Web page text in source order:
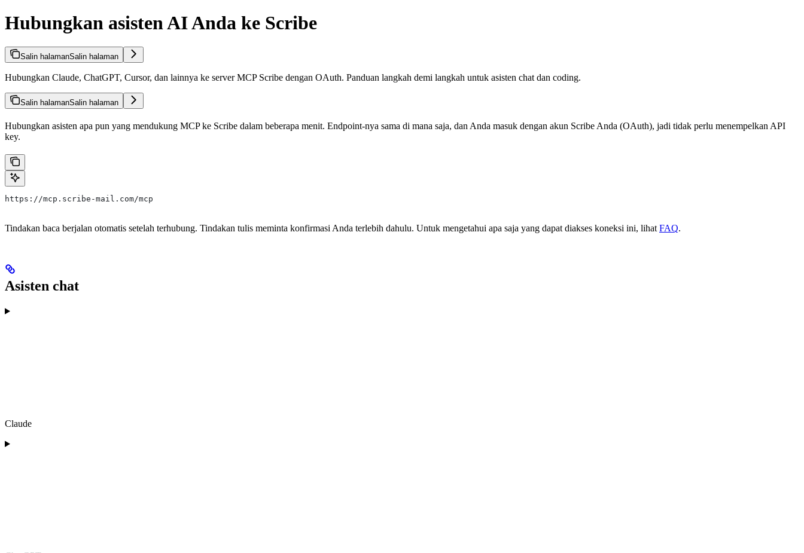
Hubungkan asisten AI Anda ke Scribe
Salin halamanSalin halaman
Hubungkan Claude, ChatGPT, Cursor, dan lainnya ke server MCP Scribe dengan OAuth. Panduan langkah demi langkah untuk asisten chat dan coding.
Salin halamanSalin halaman
Hubungkan asisten apa pun yang mendukung MCP ke Scribe dalam beberapa menit. Endpoint-nya sama di mana saja, dan Anda masuk dengan akun Scribe Anda (OAuth), jadi tidak perlu menempelkan API
key.
https://mcp.scribe-mail.com/mcp
Tindakan baca berjalan otomatis setelah terhubung. Tindakan tulis meminta konfirmasi Anda terlebih dahulu. Untuk mengetahui apa saja yang dapat diakses koneksi ini, lihat FAQ.
Asisten chat
Claude